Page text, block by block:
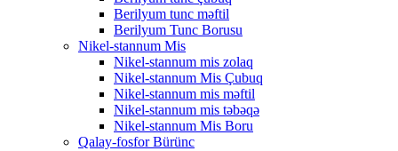
Berilyum tunc məftil
Berilyum Tunc Borusu
Nikel-stannum Mis
Nikel-stannum mis zolaq
Nikel-stannum Mis Çubuq
Nikel-stannum mis məftil
Nikel-stannum mis təbəqə
Nikel-stannum Mis Boru
Qalay-fosfor Bürünc